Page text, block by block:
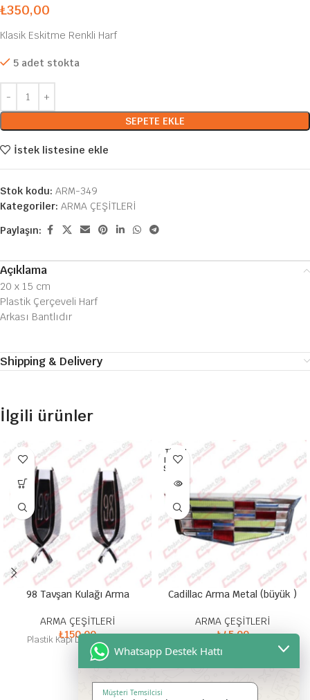
₺350,00
Klasik Eskitme Renkli Harf
5 adet stokta
SEPETE EKLE
İstek listesine ekle
Stok kodu: ARM-349
Kategoriler: ARMA ÇEŞİTLERİ
Paylaşın:
Açıklama
20 x 15 cm
Plastik Çerçeveli Harf
Arkası Bantlıdır
Shipping & Delivery
İlgili ürünler
98 Tavşan Kulağı Arma
ARMA ÇEŞİTLERİ
₺150,00
Plastik Kapı Direği Arması
TÜKEN
DI HEP
SI SATI
Cadillac Arma Metal (büyük )
ARMA ÇEŞİTLERİ
₺45,00
Whatsapp Destek Hattı
Müşteri Temsilcisi